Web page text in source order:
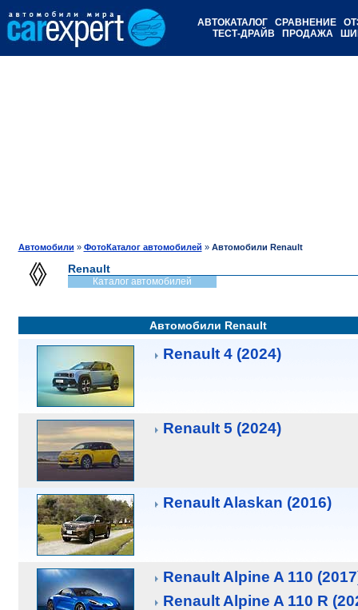
АВТОКАТАЛОГ СРАВНЕНИЕ
ТЕСТ-ДРАЙВ
ПРОДАЖА
Автомобили » ФотоКаталог автомобилей » Автомобили Renault
Renault
Каталог автомобилей
Автомобили Renault
Renault 4 (2024)
Renault 5 (2024)
Renault Alaskan (2016)
Renault Alpine A 110
Renault Alpine A 110 R